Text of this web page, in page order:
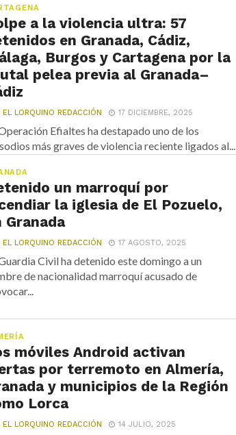
a la violencia ultra: 57
en Granada, Cádiz,
Burgos y Cartagena por la
pelea previa al Granada–
EL LORQUINO REDACCIÓN 17 DICIEMBRE, 2025
Efialtes ha destapado uno de los
más graves de violencia reciente ligados al...
un marroquí por
la iglesia de El Pozuelo,
Granada
EL LORQUINO REDACCIÓN 17 AGOSTO, 2025
Civil ha detenido este domingo a un
de nacionalidad marroquí acusado de
móviles Android activan
por terremoto en Almería,
y municipios de la Región
Lorca
EL LORQUINO REDACCIÓN 14 JULIO, 2025